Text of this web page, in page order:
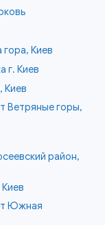
Киев
г. Киев
Киев
Ветряные горы,
район,
Южная